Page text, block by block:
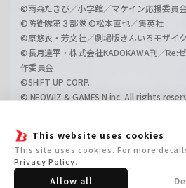
This website uses cookies
This site uses cookies. For more
Privacy Policy.
Allow all
©雨森たきび／小学館／マケイン応援委員
©防衛隊第３部隊 ©松本直也／集英社
©原悠衣・芳文社／劇場版きんいろモザイ
©長月達平・株式会社KADOKAWA刊／Re:
作委員会
©SHIFT UP CORP.
© NEOWIZ & GAMFS N inc. All rights
©GIRLS und PANZER Film Projekt
©GIRLS und PANZER Finale Projekt